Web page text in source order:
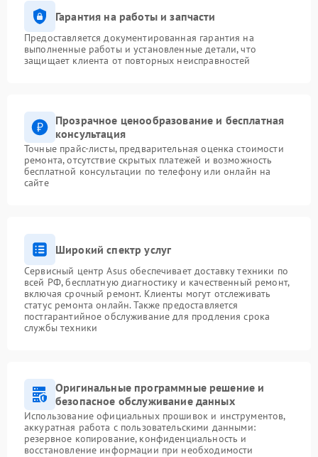
Гарантия на работы и запчасти
Предоставляется документированная гарантия на
выполненные работы и установленные детали, что
защищает клиента от повторных неисправностей
Прозрачное ценообразование и бесплатная
консультация
Точные прайс-листы, предварительная оценка стоимости
ремонта, отсутствие скрытых платежей и возможность
бесплатной консультации по телефону или онлайн на
сайте
Широкий спектр услуг
Сервисный центр Asus обеспечивает доставку техники по
всей РФ, бесплатную диагностику и качественный ремонт,
включая срочный ремонт. Клиенты могут отслеживать
статус ремонта онлайн. Также предоставляется
постгарантийное обслуживание для продления срока
службы техники
Оригинальные программные решение и
безопасное обслуживание данных
Использование официальных прошивок и инструментов,
аккуратная работа с пользовательскими данными:
резервное копирование, конфиденциальность и
восстановление информации при необходимости